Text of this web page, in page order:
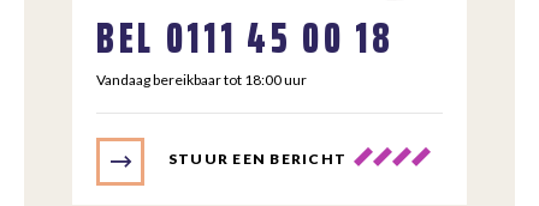
BEL 0111 45 00 18
Vandaag bereikbaar tot 18:00 uur
STUUR EEN BERICHT